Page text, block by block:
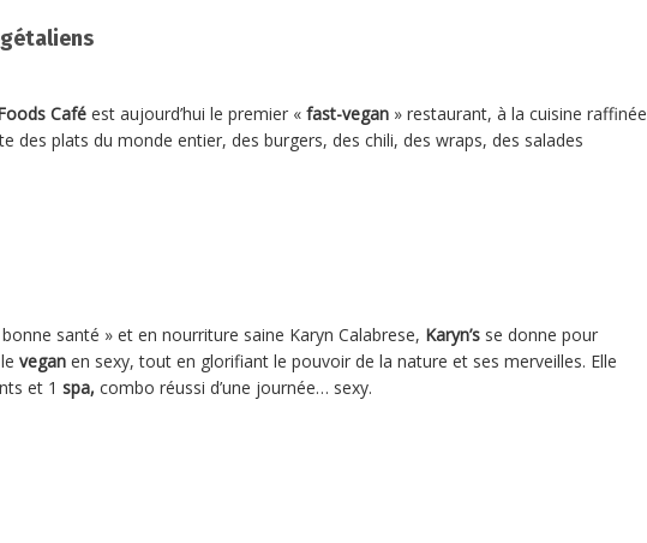
Café est aujourd’hui le premier « fast-vegan » restaurant, à la cuisine raffinée
des plats du monde entier, des burgers, des chili, des wraps, des salades
santé » et en nourriture saine Karyn Calabrese, Karyn’s se donne pour
vegan en sexy, tout en glorifiant le pouvoir de la nature et ses merveilles. Elle
et 1 spa, combo réussi d’une journée… sexy.